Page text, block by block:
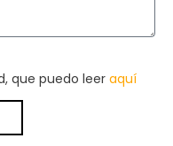
que puedo leer aquí